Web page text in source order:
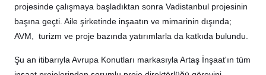
projesinde çalışmaya başladıktan sonra Vadistanbul projesinin
başına geçti. Aile şirketinde inşaatın ve mimarinin dışında;
AVM, turizm ve proje bazında yatırımlarla da katkıda bulundu.
Şu an itibarıyla Avrupa Konutları markasıyla Artaş İnşaat'ın tüm